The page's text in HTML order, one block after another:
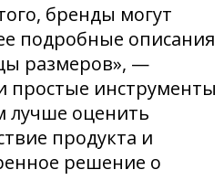
бренды могут
подробные описания
размеров», —
простые инструменты
лучше оценить
продукта и
решение о